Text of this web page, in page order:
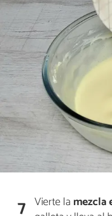
7 Vierte la mezcla